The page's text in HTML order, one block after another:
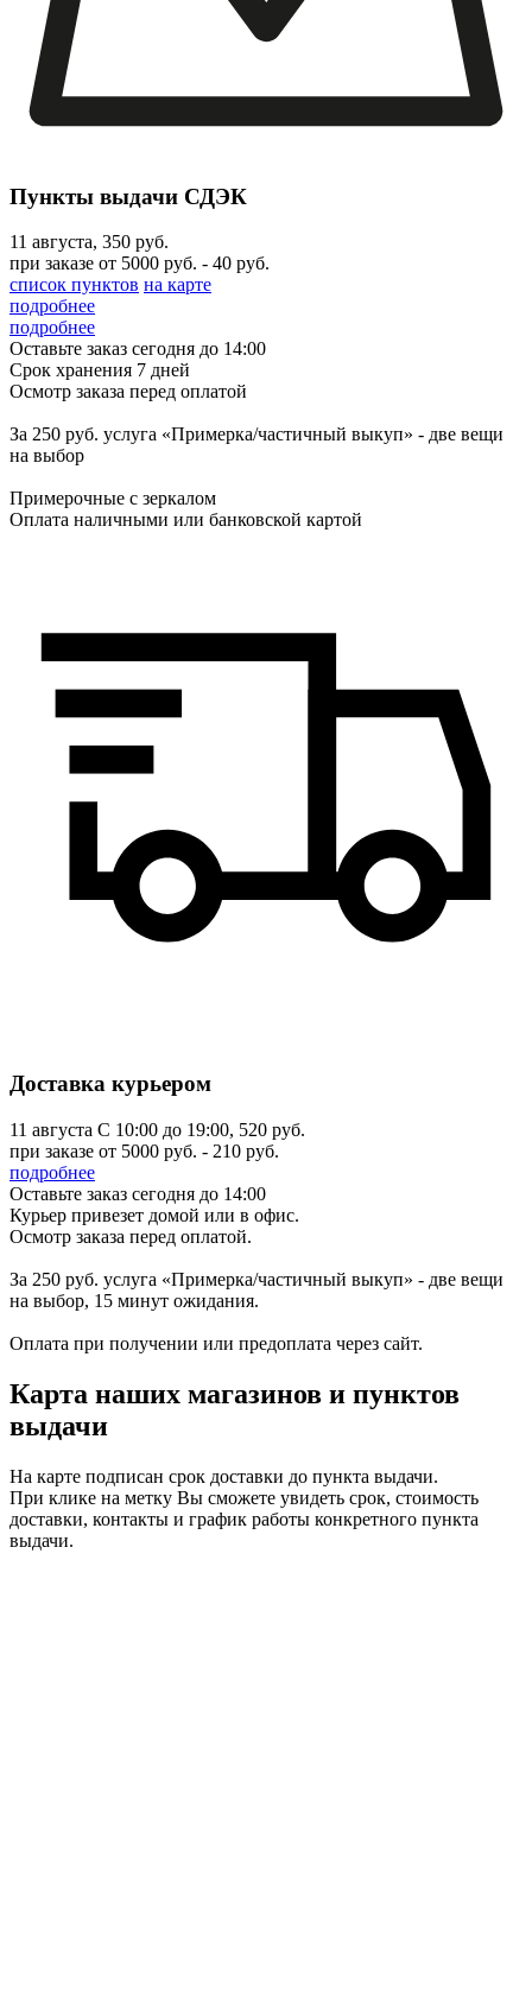
Пункты выдачи СДЭК
11 августа, 350 руб.
при заказе от 5000 руб. - 40 руб.
список пунктов на карте
подробнее
подробнее
Оставьте заказ сегодня до 14:00
Срок хранения 7 дней
Осмотр заказа перед оплатой
За 250 руб. услуга «Примерка/частичный выкуп» - две вещи
на выбор
Примерочные с зеркалом
Оплата наличными или банковской картой
Доставка курьером
11 августа С 10:00 до 19:00, 520 руб.
при заказе от 5000 руб. - 210 руб.
подробнее
Оставьте заказ сегодня до 14:00
Курьер привезет домой или в офис.
Осмотр заказа перед оплатой.
За 250 руб. услуга «Примерка/частичный выкуп» - две вещи
на выбор, 15 минут ожидания.
Оплата при получении или предоплата через сайт.
Карта наших магазинов и пунктов
выдачи
На карте подписан срок доставки до пункта выдачи.
При клике на метку Вы сможете увидеть срок, стоимость
доставки, контакты и график работы конкретного пункта
выдачи.